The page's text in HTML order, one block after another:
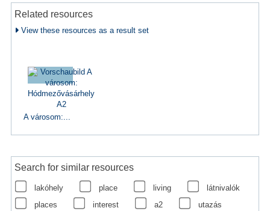
Related resources
View these resources as a result set
A városom:...
Search for similar resources
lakóhely place living
látnivalók
places
interest a2
utazás